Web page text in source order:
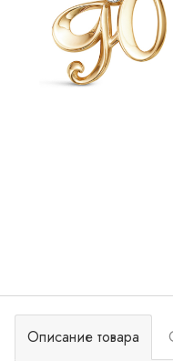
Описание товара